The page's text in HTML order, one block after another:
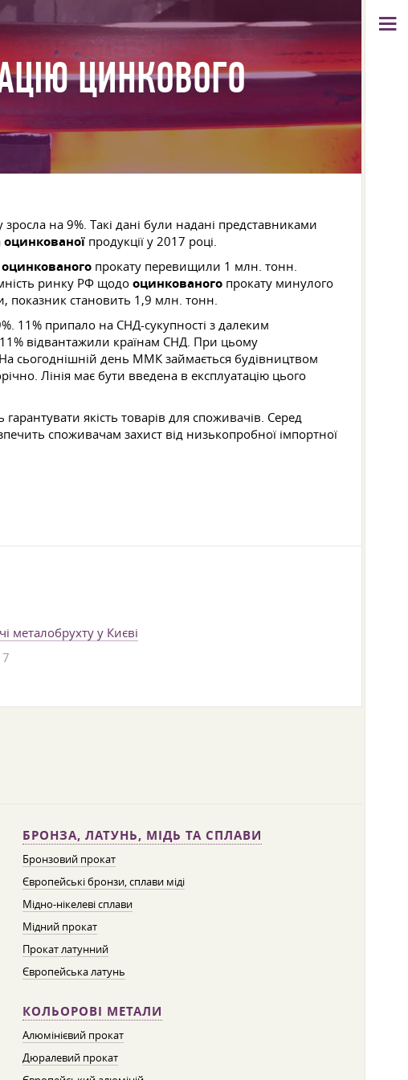
ЦИНКОВОГО
зросла на 9%. Такі дані були надані представниками
оцинкованої продукції у 2017 році.
оцинкованого прокату перевищили 1 млн. тонн.
ринку РФ щодо оцинкованого прокату минулого
показник становить 1,9 млн. тонн.
11% припало на СНД-сукупності з далеким
11% відвантажили країнам СНД. При цьому
сьогоднішній день ММК займається будівництвом
Лінія має бути введена в експлуатацію цього
якість товарів для споживачів. Серед
споживачам захист від низькопробної імпортної
металобрухту у Києві
БРОНЗА, ЛАТУНЬ, МІДЬ ТА СПЛАВИ
Бронзовий прокат
Європейські бронзи, сплави міді
Мідно-нікелеві сплави
Мідний прокат
Прокат латунний
Європейська латунь
КОЛЬОРОВІ МЕТАЛИ
Алюмінієвий прокат
Дюралевий прокат